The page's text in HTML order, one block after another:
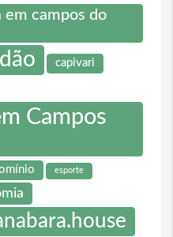
em campos do
capivari
Campos
esporte